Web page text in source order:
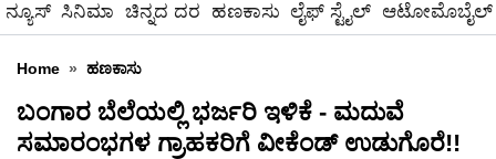
ನ್ಯೂಸ್ ಸಿನಿಮಾ ಚಿನ್ನದ ದರ ಹಣಕಾಸು ಲೈಫ್ ಸ್ಟೈಲ್ ಆಟೋಮೊಬೈಲ್
Home » ಹಣಕಾಸು
ಬಂಗಾರ ಬೆಲೆಯಲ್ಲಿ ಭರ್ಜರಿ ಇಳಿಕೆ - ಮದುವೆ
ಸಮಾರಂಭಗಳ ಗ್ರಾಹಕರಿಗೆ ವೀಕೆಂಡ್ ಉಡುಗೊರೆ!!